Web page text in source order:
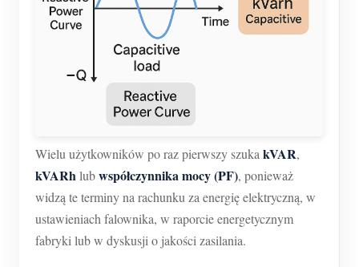
Usługa self-hosting
Ładowarka EV
Symulator IAMMETER
Licznik wirtualny
System prognozowania i symulacji energii
Aplikacje
Monitor energii systemu PV
Monitor zużycia energii elektrycznej
Sklep
Zasoby
Wielu użytkowników po raz pierwszy szuka kVAR,
kVARhlubwspółczynnika mocy (PF), ponieważ
widzą te terminy na rachunku za energię elektryczną, w
ustawieniach falownika, w raporcie energetycznym
fabryki lub w dyskusji o jakości zasilania.